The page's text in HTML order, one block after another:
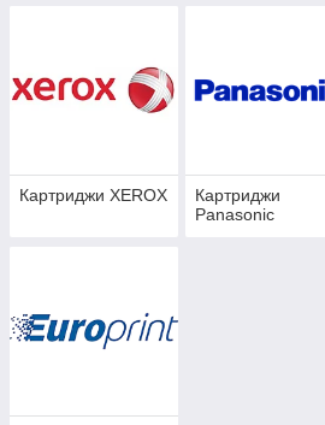
Картриджи XEROX
Картриджи
Panasonic